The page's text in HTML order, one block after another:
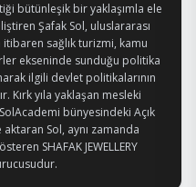
bütünleşik bir yaklaşımla ele
Şafak Sol, uluslararası
sağlık turizmi, kamu
ekseninde sunduğu politika
ilgili devlet politikalarının
Kırk yıla yaklaşan mesleki
bünyesindeki Açık
Sol, aynı zamanda
SHAFAK JEWELLERY